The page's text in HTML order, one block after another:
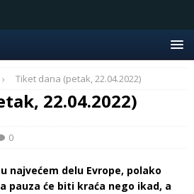
Tiket dana (petak, 22.04.2022)
22.04.2022)
0
najvećem delu Evrope, polako
pauza će biti kraća nego ikad, a